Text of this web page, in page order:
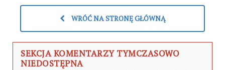
WRÓĆ NA STRONĘ GŁÓWNĄ
SEKCJA KOMENTARZY TYMCZASOWO
NIEDOSTĘPNA